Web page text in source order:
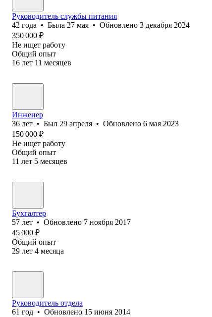
Руководитель службы питания
42 года • Была 27 мая • Обновлено 3 декабря 2024
350 000 ₽
Не ищет работу
Общий опыт
16 лет 11 месяцев
Инженер
36 лет • Был 29 апреля • Обновлено 6 мая 2023
150 000 ₽
Не ищет работу
Общий опыт
11 лет 5 месяцев
Бухгалтер
57 лет • Обновлено 7 ноября 2017
45 000 ₽
Общий опыт
29 лет 4 месяца
Руководитель отдела
61 год • Обновлено 15 июня 2014